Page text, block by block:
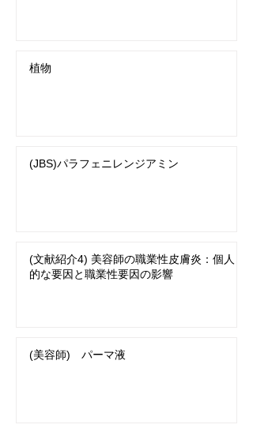
植物
(JBS)パラフェニレンジアミン
(文献紹介4) 美容師の職業性皮膚炎：個人
的な要因と職業性要因の影響
(美容師) パーマ液